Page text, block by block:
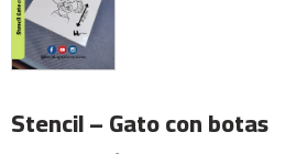
Stencil – Gato con botas